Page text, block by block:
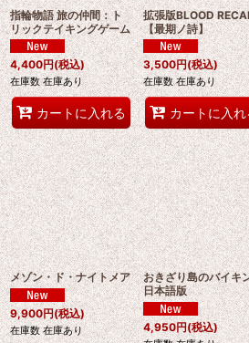
指輪物語 旅の仲間：ト
リックテイキングゲーム
4,400円(税込)
在庫数 在庫あり
カートに入れる
拡張版BLOOD
【最期ノ詩】
3,500円(税込)
在庫数 在庫あり
カートに入れ
メゾン・ド・ナイトメア
9,900円(税込)
在庫数 在庫あり
おきざり島のバイキ
日本語版
4,950円(税込)